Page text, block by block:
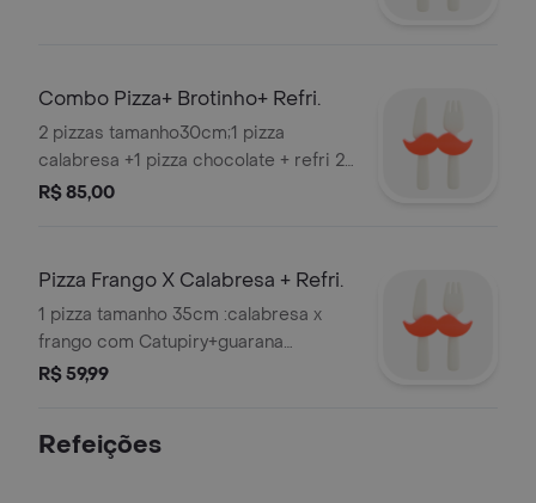
Combo Pizza+ Brotinho+ Refri.
2 pizzas tamanho30cm;1 pizza
calabresa +1 pizza chocolate + refri 2
litros.Obs Nao Trocamos Sabores .
R$ 85,00
Pizza Frango X Calabresa + Refri.
1 pizza tamanho 35cm :calabresa x
frango com Catupiry+guarana
Antarctica 1l
R$ 59,99
Refeições